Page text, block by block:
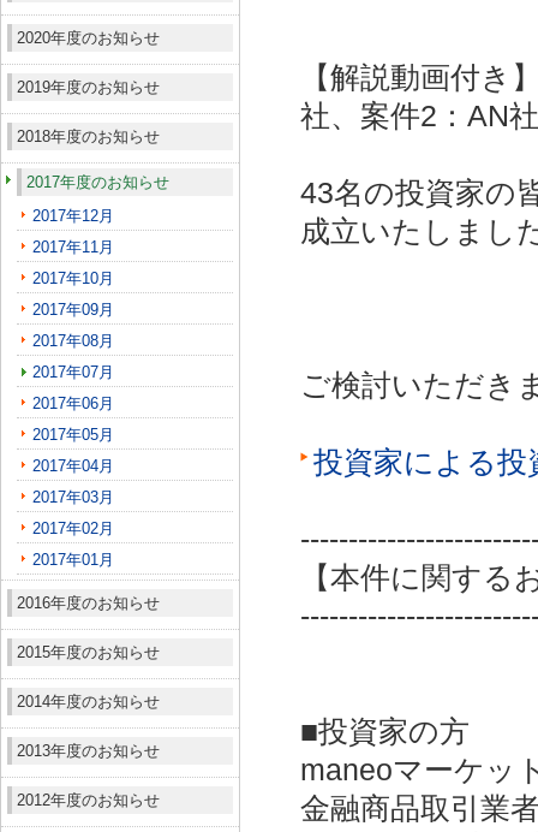
2020年度のお知らせ
2019年度のお知らせ
2018年度のお知らせ
2017年度のお知らせ
2017年12月
2017年11月
2017年10月
2017年09月
2017年08月
2017年07月
2017年06月
2017年05月
2017年04月
2017年03月
2017年02月
2017年01月
2016年度のお知らせ
2015年度のお知らせ
2014年度のお知らせ
2013年度のお知らせ
2012年度のお知らせ
【解説動画付き
社、案件2：AN
43名の投資家の
成立いたしまし
ご検討いただき
投資家による
【本件に関する
■投資家の方
maneoマーケッ
金融商品取引業